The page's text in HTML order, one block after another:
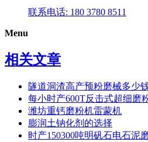
联系电话: 180 3780 8511
Menu
相关文章
隧道洞渣高产预粉磨械多少
每小时产600T反击式超细磨
潍坊重钙磨粉机雷蒙机
膨润土钠化剂的选择
时产150300吨明矾石电石泥